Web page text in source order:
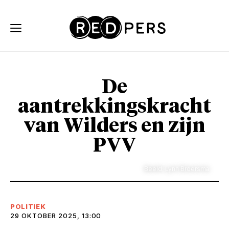
De
aantrekkingskracht
van Wilders en zijn
PVV
POLITIEK
29 OKTOBER 2025, 13:00